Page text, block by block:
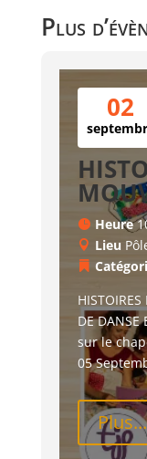
Plus
02
Heure
Lieu
HISTOIRES
DE DANSE
sur le
05
Plus...